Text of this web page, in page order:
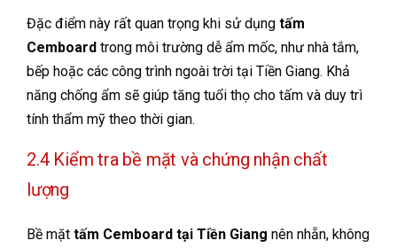
Đặc điểm này rất quan trọng khi sử dụng tấm
Cemboard trong môi trường dễ ẩm mốc, như nhà tắm,
bếp hoặc các công trình ngoài trời tại Tiền Giang. Khả
năng chống ẩm sẽ giúp tăng tuổi thọ cho tấm và duy trì
tính thẩm mỹ theo thời gian.
2.4 Kiểm tra bề mặt và chứng nhận chất
lượng
Bề mặt tấm Cemboard tại Tiền Giang nên nhẵn, không